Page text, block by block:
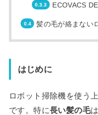
ECOVACS
髪の毛が絡まない
はじめに
ロボット掃除機を使う
です。特に長い髪の毛